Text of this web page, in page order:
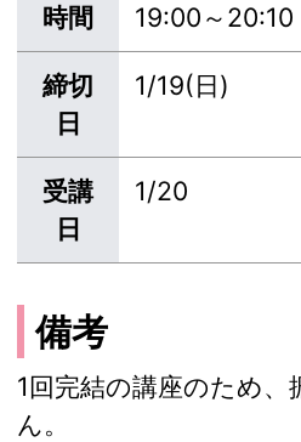
時間 19:00～20:10
締切
日
1/19(日)
受講
日
1/20
備考
1回完結の講座のため、
ん。